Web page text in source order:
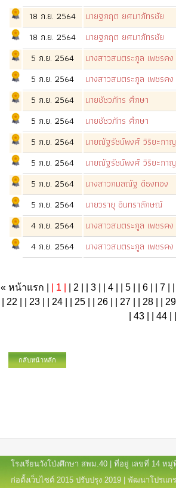
18 ก.ย. 2564
นายฐกฤต ยศมาภัทรชัย
18 ก.ย. 2564
นายฐกฤต ยศมาภัทรชัย
5 ก.ย. 2564
นางสาวสมตระกูล เพชรคง
5 ก.ย. 2564
นางสาวสมตระกูล เพชรคง
5 ก.ย. 2564
นายชัชวภัทร ศึกษา
5 ก.ย. 2564
นายชัชวภัทร ศึกษา
5 ก.ย. 2564
นายณัฐรัชน์พงศ์ วิริยะกา
5 ก.ย. 2564
นายณัฐรัชน์พงศ์ วิริยะกา
5 ก.ย. 2564
นางสาวกมลณัฐ ดีธงทอง
5 ก.ย. 2564
นายวรายุ อินทราลักษณ์
4 ก.ย. 2564
นางสาวสมตระกูล เพชรคง
4 ก.ย. 2564
นางสาวสมตระกูล เพชรคง
«หน้าแรก | | 1 | | 2 | | 3 | | 4 | | 5 | | 6 | | 7 |
| 22 |
| 23 | | 24 | | 25 | | 26 | | 27 | | 28 | | 29 |
| 43 |
| 44 |
กลับหน้าหลัก
โรงเรียนวังโป่งศึกษา สพม.40 | ที่อยู่ เลขที่ 14 หมู่ที่
ก่อตั้งเว็บไซต์ 2015 ปรับปรุง 2019 | พัฒนาโปรแก